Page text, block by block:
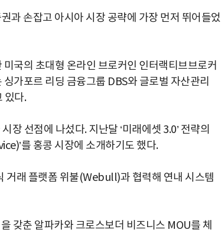
과 손잡고 아시아 시장 공략에 가장 먼저 뛰어들었
국의 초대형 온라인 브로커인 인터랙티브브로커
가포르 리딩 금융그룹 DBS와 글로벌 자산관리
있다.
선점에 나섰다. 지난달 ‘미래에셋 3.0’ 전략의
를 홍콩 시장에 소개하기도 했다.
거래 플랫폼 위불(Webull)과 협력해 연내 시스템
갖춘 알파카와 크로스보더 비즈니스 MOU를 체